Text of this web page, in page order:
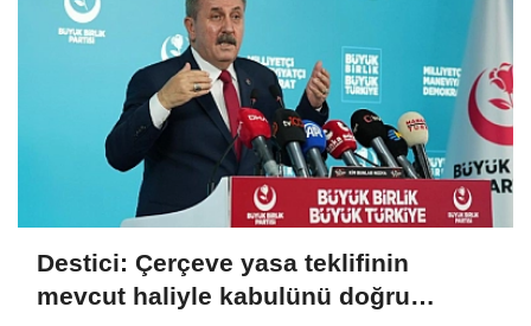
Destici: Çerçeve yasa teklifinin
mevcut haliyle kabulünü doğru